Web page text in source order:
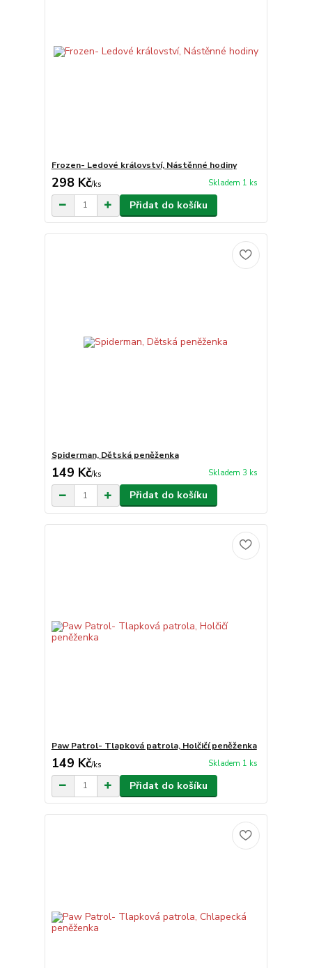
Frozen- Ledové království, Nástěnné hodiny
298 Kč/ks Skladem 1 ks
Přidat do košíku
Spiderman, Dětská peněženka
149 Kč/ks Skladem 3 ks
Přidat do košíku
Paw Patrol- Tlapková patrola, Holčičí peněženka
149 Kč/ks Skladem 1 ks
Přidat do košíku